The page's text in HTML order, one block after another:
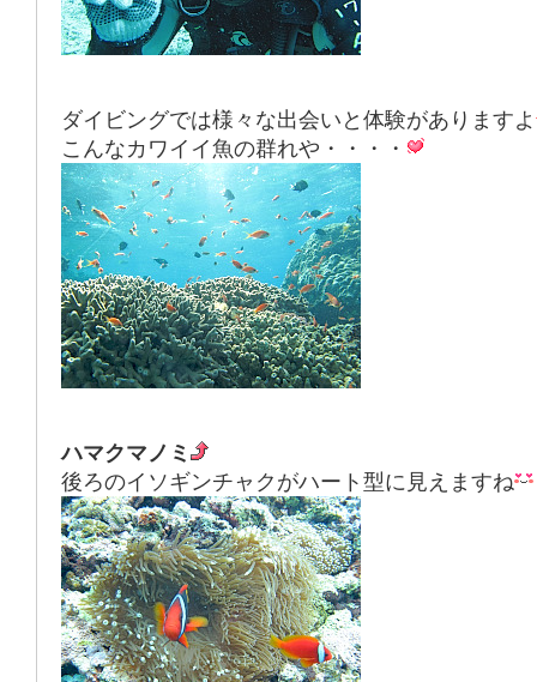
ダイビングでは様々な出会いと体験がありますよ
こんなカワイイ魚の群れや・・・・
ハマクマノミ
後ろのイソギンチャクがハート型に見えますね